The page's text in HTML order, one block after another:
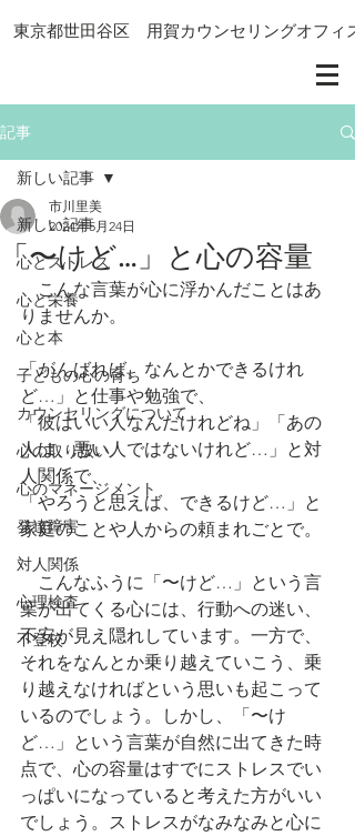
東京都世田谷区 用賀カウンセリングオフ
記事
新しい記事
心とストレス
心と栄養
心と本
子どもの心の育ち
カウンセリングについて
心の取り扱い
心のマネージメント
発達障害
対人関係
心理検査
不登校
新しい記事
「〜けど…」と心の容量
市川里美
2024年5月24日
こんな言葉が心に浮かんだことはあ
りませんか。
「がんばれば、なんとかできるけれ
ど…」と仕事や勉強で、
「彼はいい人なんだけれどね」「あの
人は、悪い人ではないけれど…」と対
人関係で、
「やろうと思えば、できるけど…」と
家庭のことや人からの頼まれごとで。
こんなふうに「〜けど…」という言
葉が出てくる心には、行動への迷い、
不安が見え隠れしています。 一方で、
それをなんとか乗り越えていこう、乗
り越えなければという思いも起こって
いるのでしょう。しかし、「〜け
ど…」という言葉が自然に出てきた時
点で、心の容量はすでにストレスでい
っぱいになっていると考えた方がいい
でしょう。ストレスがなみなみと心に